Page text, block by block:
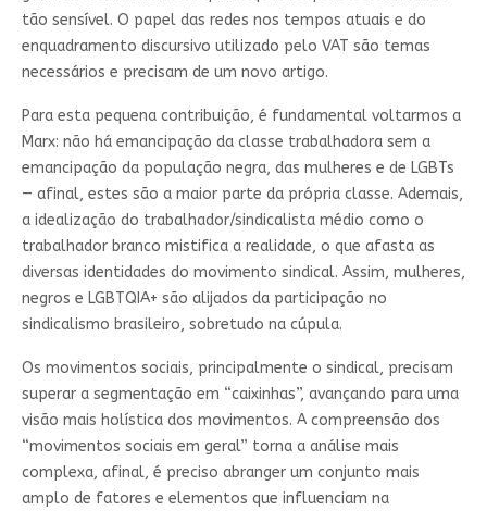
tão sensível. O papel das redes nos tempos atuais e do
enquadramento discursivo utilizado pelo VAT são temas
necessários e precisam de um novo artigo.
Para esta pequena contribuição, é fundamental voltarmos a
Marx: não há emancipação da classe trabalhadora sem a
emancipação da população negra, das mulheres e de LGBTs
— afinal, estes são a maior parte da própria classe. Ademais,
a idealização do trabalhador/sindicalista médio como o
trabalhador branco mistifica a realidade, o que afasta as
diversas identidades do movimento sindical. Assim, mulheres,
negros e LGBTQIA+ são alijados da participação no
sindicalismo brasileiro, sobretudo na cúpula.
Os movimentos sociais, principalmente o sindical, precisam
superar a segmentação em “caixinhas”, avançando para uma
visão mais holística dos movimentos. A compreensão dos
“movimentos sociais em geral” torna a análise mais
complexa, afinal, é preciso abranger um conjunto mais
amplo de fatores e elementos que influenciam na